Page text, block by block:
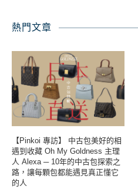
熱門文章
【Pinkoi 專訪】 中古包美好的相
遇到收藏 Oh My Goldness 主理
人 Alexa ─ 10年的中古包探索之
路，讓每顆包都能遇見真正懂它
的人